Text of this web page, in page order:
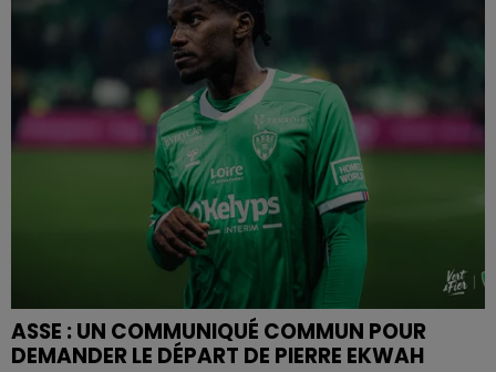
ASSE : UN COMMUNIQUÉ COMMUN POUR
DEMANDER LE DÉPART DE PIERRE EKWAH